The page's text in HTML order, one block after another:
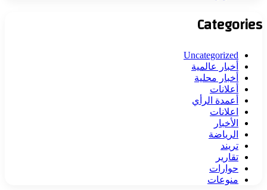
Categories
Uncategorized
أخبار عالمية
أخبار محلية
أعلانات
أعمدة الرأي
اعلانات
الأخبار
الرياضة
تريند
تقارير
حوارات
منوعات